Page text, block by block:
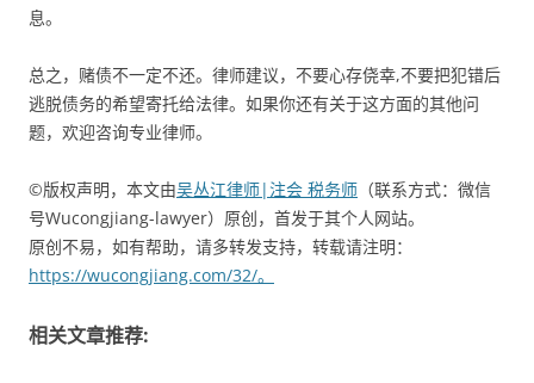
息。
总之，赌债不一定不还。律师建议，不要心存侥幸,不要把犯错后
逃脱债务的希望寄托给法律。如果你还有关于这方面的其他问
题，欢迎咨询专业律师。
©版权声明，本文由吴丛江律师|注会 税务师 （联系方式：微信
号Wucongjiang-lawyer）原创，首发于其个人网站。
原创不易，如有帮助，请多转发支持，转载请注明：
https://wucongjiang.com/32/。
相关文章推荐: